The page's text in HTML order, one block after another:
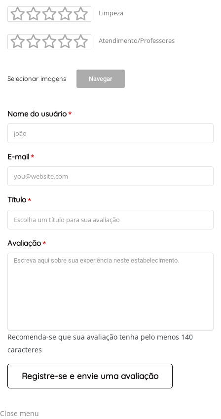
Limpeza
Atendimento/Professores
Selecionar imagens Navegar
Nome do usuário*
E-mail*
Título*
Avaliação*
Recomenda-se que sua avaliação tenha pelo menos 140
caracteres
Close menu